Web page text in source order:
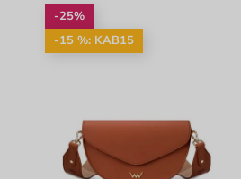
-25%
-15 %: KAB15